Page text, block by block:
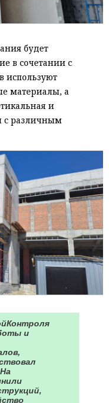
будет
в сочетании с
используют
материалы, а
и
с различным
и